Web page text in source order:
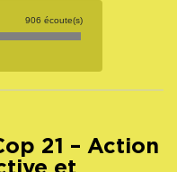
906 écoute(s)
et